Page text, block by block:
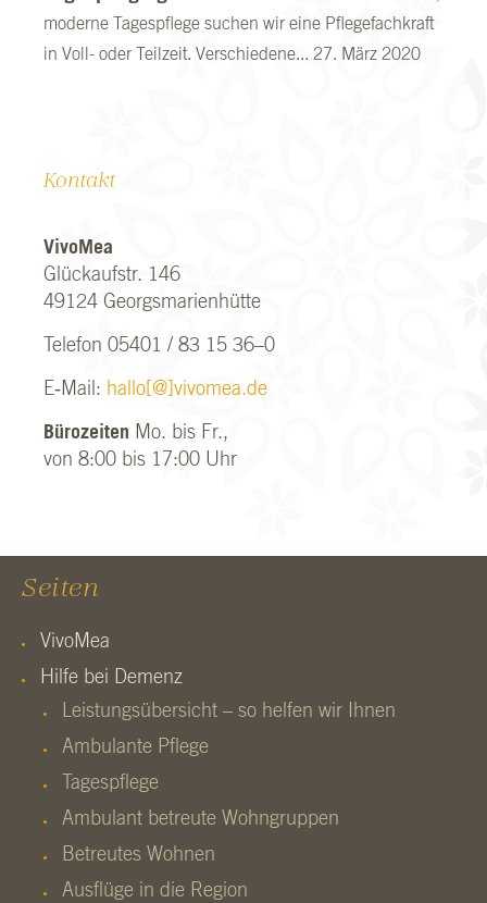
moderne Tagespflege suchen wir eine Pflegefachkraft
in Voll- oder Teilzeit. Verschiedene... 27. März 2020
Kontakt
Vivo­Mea
Glück­aufstr. 146
49124 Georgs­ma­ri­en­hüt­te
Tele­fon 05401 / 83 15 36–0
E‑Mail: hallo[@]vivomea.de
Büro­zei­ten Mo. bis Fr.,
von 8:00 bis 17:00 Uhr
Seiten
VivoMea
Hilfe bei Demenz
Leistungsübersicht – so helfen wir Ihnen
Ambulante Pflege
Tagespflege
Ambulant betreute Wohngruppen
Betreutes Wohnen
Ausflüge in die Region